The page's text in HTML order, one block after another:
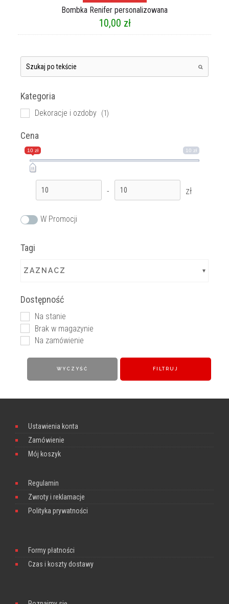
Bombka Renifer personalizowana
10,00 zł
Kategoria
Dekoracje i ozdoby (1)
Cena
10 zł
10 zł
- zł
W Promocji
Tagi
ZAZNACZ
Dostępność
Na stanie
Brak w magazynie
Na zamówienie
FILTRUJ
WYCZYŚĆ
Ustawienia konta
Zamówienie
Mój koszyk
Regulamin
Zwroty i reklamacje
Polityka prywatności
Formy płatności
Czas i koszty dostawy